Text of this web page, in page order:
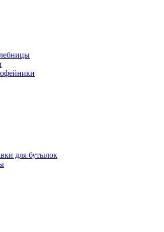
для бутылок